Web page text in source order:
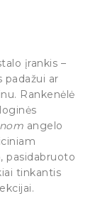
įrankis –
padažui ar
Rankenėlė
angelo
pasidabruoto
tinkantis